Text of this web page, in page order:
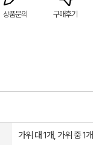
상품문의 구매후기
가위 대 1개, 가위 중 1